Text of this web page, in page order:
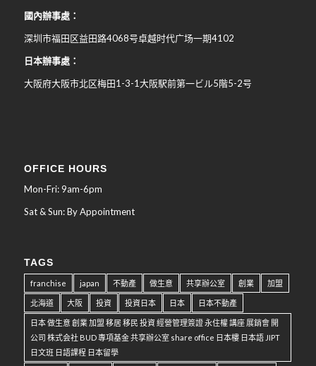
國內辦事處：
深圳市福田区益田路4068号卓越时代广场一期4102
日本辦事處：
大阪府大阪市北区梅田1-3-1大阪駅前第一ビル5階5-2号
OFFICE HOURS
Mon-Fri: 9am-6pm
Sat & Sun: By Appointment
TAGS
franchise japan 不動產 做生意 共享辦公室 創業 加盟
北海道 大阪 投資 投資日本 日本 日本不動產
日本 做生意 創業 加盟 移居 移民 投資 經營管理簽證 永住權 講座 展銷會 開
公司 株式会社 BUD 專項基金 共享辦公室 share office 日本樓 日本語 JIPT
日文班 日語課程 日本留學